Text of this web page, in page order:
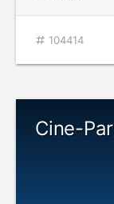
104414
Cine-